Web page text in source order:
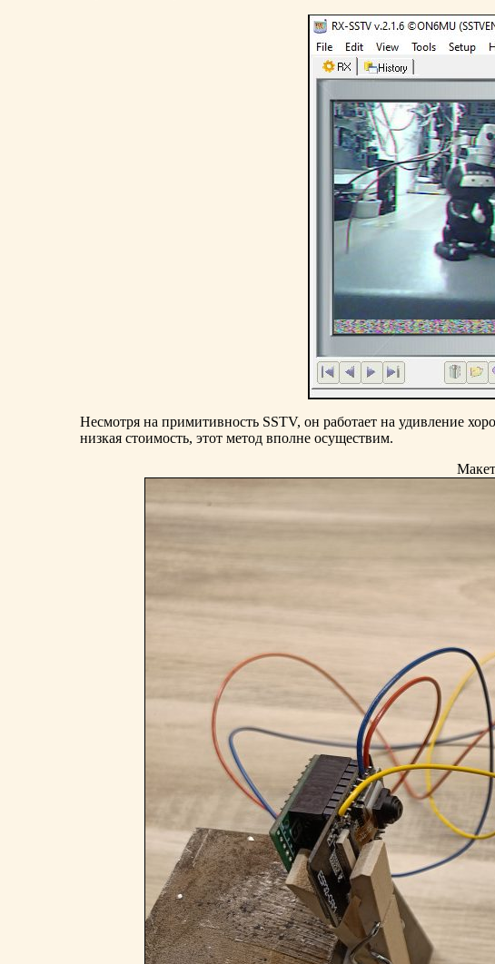
Несмотря на примитивность SSTV, он работает на удивление
низкая стоимость, этот метод вполне осуществим.